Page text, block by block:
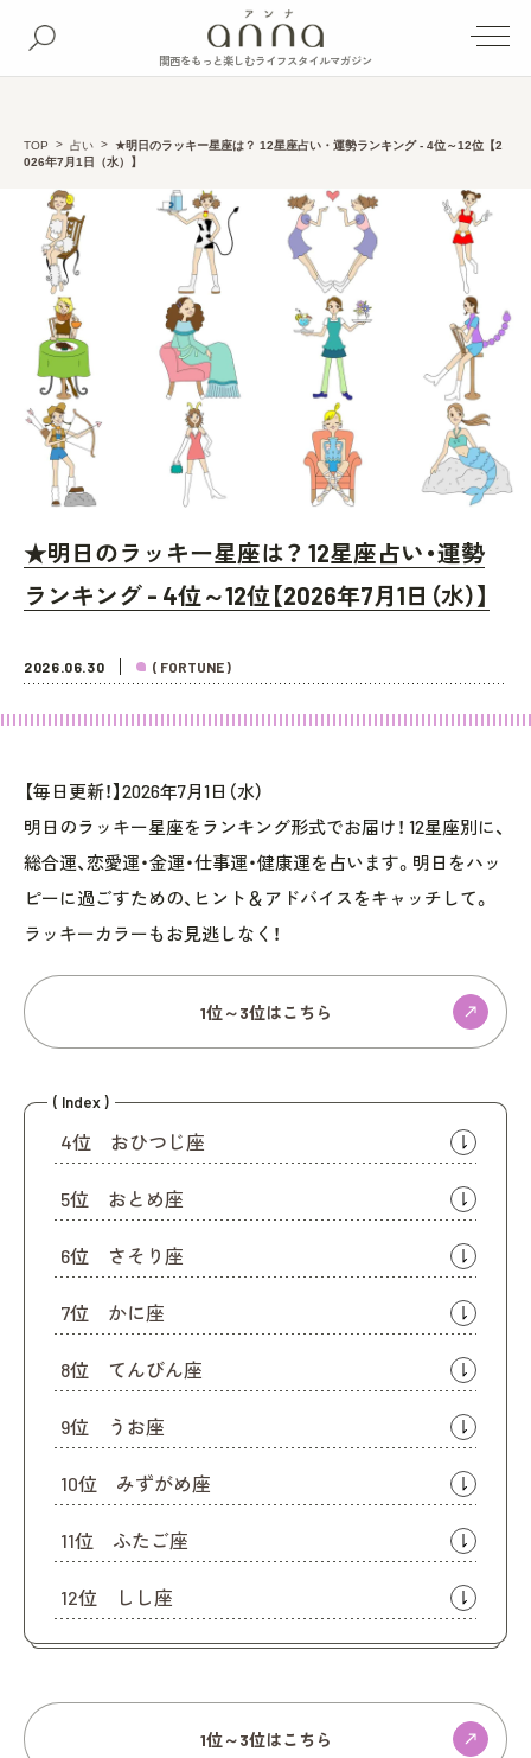
関西をもっと楽しむライフスタイルマガジン
TOP 占い
★明日のラッキー星座は？ 12星座占い・運勢ランキング - 4位～12位【2
026年7月1日（水）】
★明日のラッキー星座は？ 12星座占い・運勢
ランキング - 4位～12位【2026年7月1日（水）】
2026.06.30 ( FORTUNE )
【毎日更新！】2026年7月1日（水）
明日のラッキー星座をランキング形式でお届け！ 12星座別に、
総合運、恋愛運・金運・仕事運・健康運を占います。明日をハッ
ピーに過ごすための、ヒント＆アドバイスをキャッチして。
ラッキーカラーもお見逃しなく！
1位～3位はこちら
( Index )
4位 おひつじ座
5位 おとめ座
6位 さそり座
7位 かに座
8位 てんびん座
9位 うお座
10位 みずがめ座
11位 ふたご座
12位 しし座
1位～3位はこちら